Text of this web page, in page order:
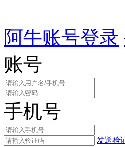
阿牛账号登录
账号
手机号
发送验